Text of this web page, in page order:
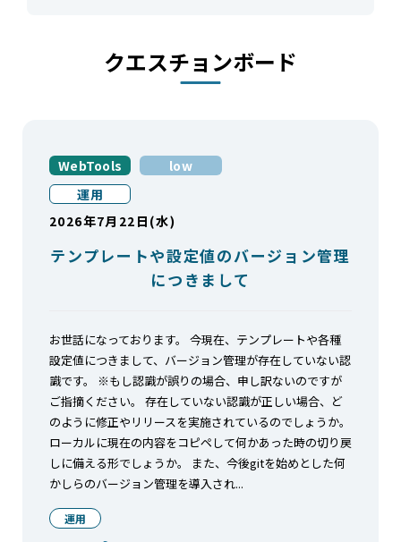
クエスチョンボード
WebTools
low
運用
2026年7月22日(水)
テンプレートや設定値のバージョン管理
につきまして
お世話になっております。 今現在、テンプレートや各種
設定値につきまして、バージョン管理が存在していない認
識です。 ※もし認識が誤りの場合、申し訳ないのですが
ご指摘ください。 存在していない認識が正しい場合、ど
のように修正やリリースを実施されているのでしょうか。
ローカルに現在の内容をコピペして何かあった時の切り戻
しに備える形でしょうか。 また、今後gitを始めとした何
かしらのバージョン管理を導入され...
運用